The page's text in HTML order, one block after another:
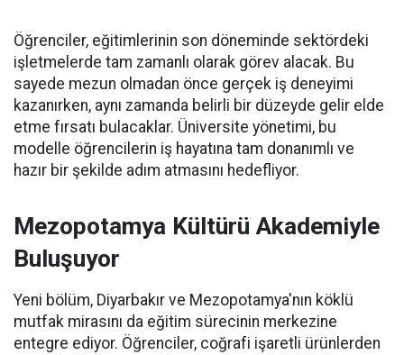
Öğrenciler, eğitimlerinin son döneminde sektördeki
işletmelerde tam zamanlı olarak görev alacak. Bu
sayede mezun olmadan önce gerçek iş deneyimi
kazanırken, aynı zamanda belirli bir düzeyde gelir elde
etme fırsatı bulacaklar. Üniversite yönetimi, bu
modelle öğrencilerin iş hayatına tam donanımlı ve
hazır bir şekilde adım atmasını hedefliyor.
Mezopotamya Kültürü Akademiyle
Buluşuyor
Yeni bölüm, Diyarbakır ve Mezopotamya'nın köklü
mutfak mirasını da eğitim sürecinin merkezine
entegre ediyor. Öğrenciler, coğrafi işaretli ürünlerden